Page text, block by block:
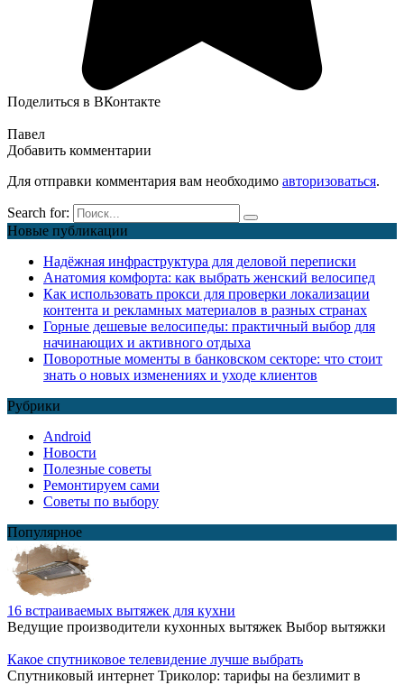
Поделиться в ВКонтакте
Павел
Добавить комментарии
Для отправки комментария вам необходимо авторизоваться.
Search for:
Новые публикации
Надёжная инфраструктура для деловой переписки
Анатомия комфорта: как выбрать женский велосипед
Как использовать прокси для проверки локализации
контента и рекламных материалов в разных странах
Горные дешевые велосипеды: практичный выбор для
начинающих и активного отдыха
Поворотные моменты в банковском секторе: что стоит
знать о новых изменениях и уходе клиентов
Рубрики
Android
Новости
Полезные советы
Ремонтируем сами
Советы по выбору
Популярное
16 встраиваемых вытяжек для кухни
Ведущие производители кухонных вытяжек Выбор вытяжки
Какое спутниковое телевидение лучше выбрать
Спутниковый интернет Триколор: тарифы на безлимит в